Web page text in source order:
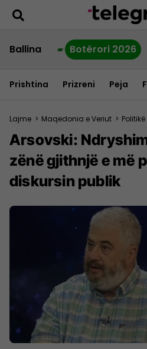
Ballina Botërori 2026
Prishtina Prizreni Peja
Lajme > Maqedonia e Veriut > Politikë
Arsovski:
zënë gjithnjë e më
diskursin publik